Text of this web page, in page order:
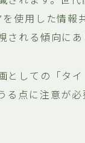
使用した情報
れる傾向にあ
しての「タ
点に注意が必